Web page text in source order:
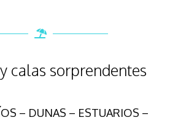
calas sorprendentes
– DUNAS – ESTUARIOS –